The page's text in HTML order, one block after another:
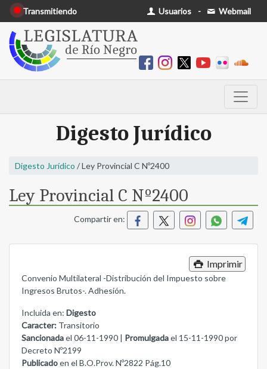
Transmitiendo Usuarios - Webmail
Digesto Jurídico
Digesto Jurídico / Ley Provincial C Nº2400
Ley Provincial C Nº2400
Compartir en:
Imprimir
Convenio Multilateral -Distribución del Impuesto sobre
Ingresos Brutos-. Adhesión.
Incluida en: Digesto
Caracter: Transitorio
Sancionadael 06-11-1990 | Promulgadael 15-11-1990 por
Decreto Nº2199
Publicadoen el B.O.Prov. Nº2822 Pág.10